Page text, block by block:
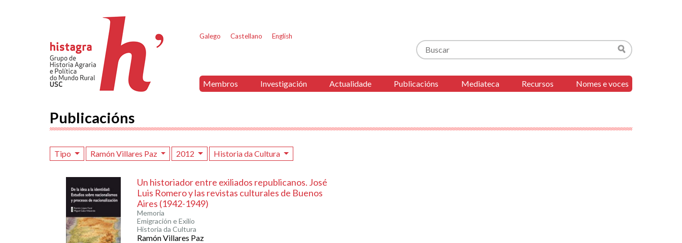
Galego Castellano English
Buscar
Buscar
Membros Investigación Actualidade Publicacións Mediateca Recursos Nomes e voces
Publicacións
Tipo Ramón Villares Paz 2012 Historia da Cultura
Un historiador entre exiliados republicanos. José
Luis Romero y las revistas culturales de Buenos
Aires (1942-1949)
Memoria
Emigración e Exilio
Historia da Cultura
Ramón Villares Paz